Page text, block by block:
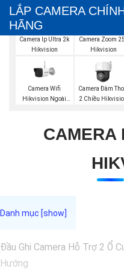
LẮP CAMERA
HÃNG
Camera Ip Ultra 2k
Hikvision
Camera Zoom
Hikvision
Camera Wifi
Hikvision Ngoài
Camera Đàm
2 Chiều
CAMERA
Đầu Ghi Camera Hỗ Trợ 2 Ổ
Hướng